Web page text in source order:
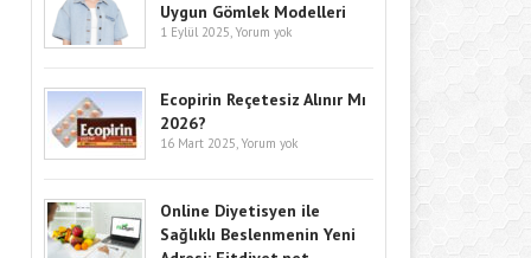
Uygun Gömlek Modelleri
1 Eylül 2025, Yorum yok
Ecopirin Reçetesiz Alınır Mı
2026?
16 Mart 2025, Yorum yok
Online Diyetisyen ile
Sağlıklı Beslenmenin Yeni